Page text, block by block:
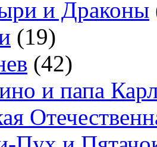
и Драконы
(19)
(42)
и папа